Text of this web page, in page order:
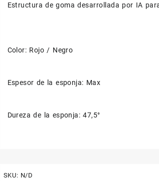
Estructura de goma desarrollada por IA
Color: Rojo / Negro
Espesor de la esponja: Max
Dureza de la esponja: 47,5°
SKU: N/D